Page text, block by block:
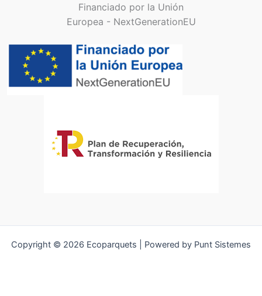
Financiado por la Unión
Europea - NextGenerationEU
Copyright © 2026 Ecoparquets | Powered by Punt Sistemes